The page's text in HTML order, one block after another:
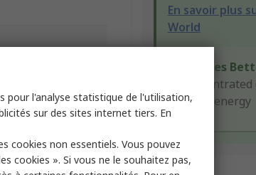
En savoir plus
World
Critères
Saves energy
pour l'analyse statistique de l'utilisation,
sur des sites internet tiers. En
cookies non essentiels. Vous pouvez
cookies ». Si vous ne le souhaitez pas,